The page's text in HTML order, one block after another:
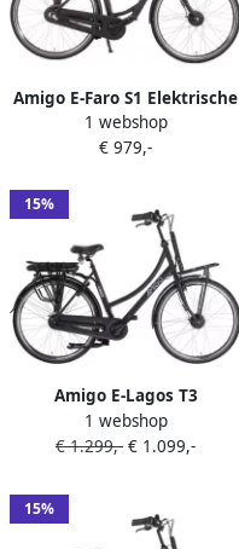
Amigo E-Faro S1 Elektrische
Fiets E-bike 28 Inch 50 cm
Damesfiets 3 Versnellingen
1 webshop
€ 979,-
15%
Amigo E-Lagos T3
Elektrische Fiets E-bike 28
Inch 56 cm Damesfiets 7
536 Wh Matzwart
1 webshop
€ 1.299,- € 1.099,-
15%